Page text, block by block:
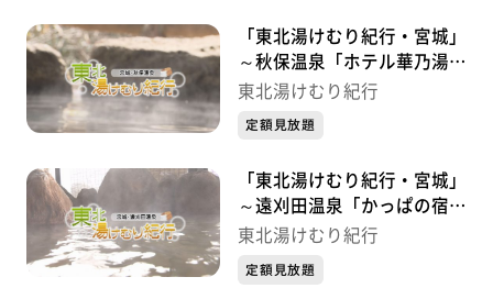
「東北湯けむり紀行・宮城」
～秋保温泉「ホテル華乃湯」
～
東北湯けむり紀行
定額見放題
「東北湯けむり紀行・宮城」
～遠刈田温泉「かっぱの宿
旅館三治郎」～
東北湯けむり紀行
定額見放題